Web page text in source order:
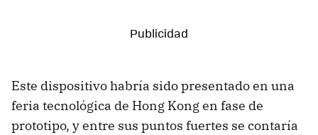
Este dispositivo habría sido presentado en una
feria tecnológica de Hong Kong en fase de
prototipo, y entre sus puntos fuertes se contaría